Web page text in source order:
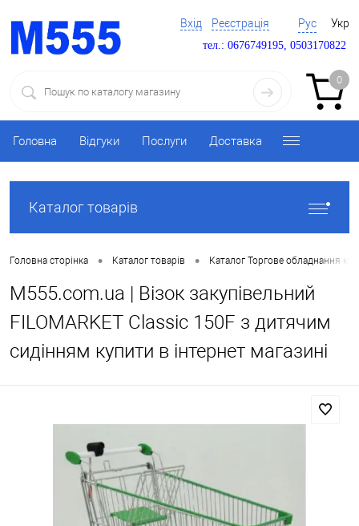
Вхід Реєстрація Рус Укр
тел.: 0676749195, 0503170822
0
Головна Відгуки Послуги Доставка
Каталог товарів
Головна сторінка • Каталог товарів • Каталог Торгове обладнання
M555.com.ua | Візок закупівельний
FILOMARKET Classic 150F з дитячим
сидінням купити в інтернет магазині